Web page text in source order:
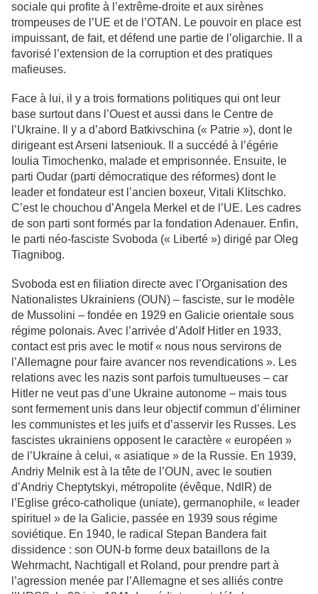
sociale qui profite à l’extrême-droite et aux sirènes
trompeuses de l’UE et de l’OTAN. Le pouvoir en place est
impuissant, de fait, et défend une partie de l’oligarchie. Il a
favorisé l’extension de la corruption et des pratiques
mafieuses.
Face à lui, il y a trois formations politiques qui ont leur
base surtout dans l’Ouest et aussi dans le Centre de
l’Ukraine. Il y a d’abord Batkivschina (« Patrie »), dont le
dirigeant est Arseni Iatseniouk. Il a succédé à l’égérie
Ioulia Timochenko, malade et emprisonnée. Ensuite, le
parti Oudar (parti démocratique des réformes) dont le
leader et fondateur est l’ancien boxeur, Vitali Klitschko.
C’est le chouchou d’Angela Merkel et de l’UE. Les cadres
de son parti sont formés par la fondation Adenauer. Enfin,
le parti néo-fasciste Svoboda (« Liberté ») dirigé par Oleg
Tiagnibog.
Svoboda est en filiation directe avec l’Organisation des
Nationalistes Ukrainiens (OUN) – fasciste, sur le modèle
de Mussolini – fondée en 1929 en Galicie orientale sous
régime polonais. Avec l’arrivée d’Adolf Hitler en 1933,
contact est pris avec le motif « nous nous servirons de
l’Allemagne pour faire avancer nos revendications ». Les
relations avec les nazis sont parfois tumultueuses – car
Hitler ne veut pas d’une Ukraine autonome – mais tous
sont fermement unis dans leur objectif commun d’éliminer
les communistes et les juifs et d’asservir les Russes. Les
fascistes ukrainiens opposent le caractère « européen »
de l’Ukraine à celui, « asiatique » de la Russie. En 1939,
Andriy Melnik est à la tête de l’OUN, avec le soutien
d’Andriy Cheptytskyi, métropolite (évêque, NdlR) de
l’Eglise gréco-catholique (uniate), germanophile, « leader
spirituel » de la Galicie, passée en 1939 sous régime
soviétique. En 1940, le radical Stepan Bandera fait
dissidence : son OUN-b forme deux bataillons de la
Wehrmacht, Nachtigall et Roland, pour prendre part à
l’agression menée par l’Allemagne et ses alliés contre